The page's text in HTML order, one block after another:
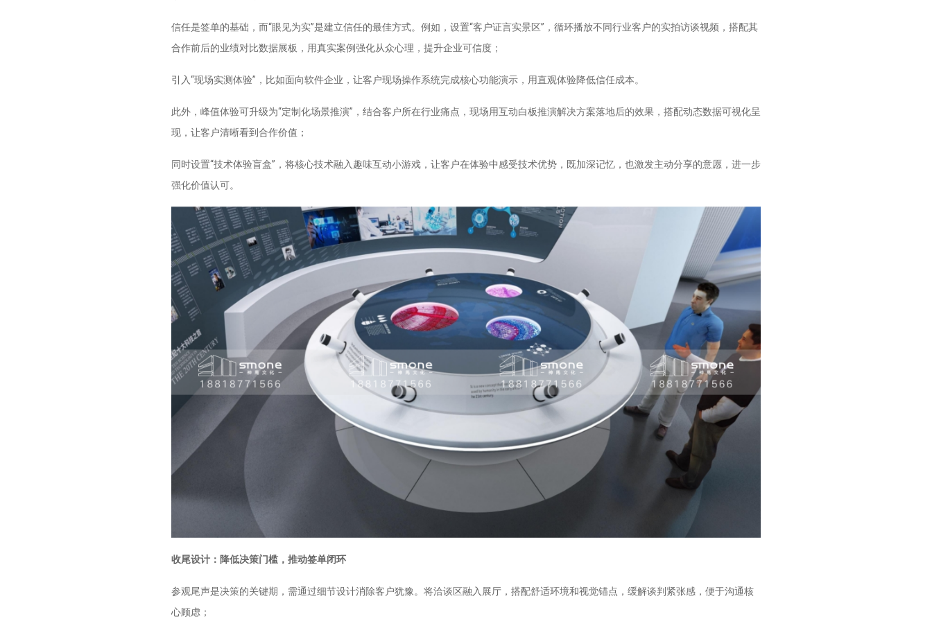
信任是签单的基础，而“眼见为实”是建立信任的最佳方式。例如，设置“客户证言实景区”，循环播放不同行业客户的实拍访谈视频，搭配其
合作前后的业绩对比数据展板，用真实案例强化从众心理，提升企业可信度；
引入“现场实测体验”，比如面向软件企业，让客户现场操作系统完成核心功能演示，用直观体验降低信任成本。
此外，峰值体验可升级为“定制化场景推演”，结合客户所在行业痛点，现场用互动白板推演解决方案落地后的效果，搭配动态数据可视化呈
现，让客户清晰看到合作价值；
同时设置“技术体验盲盒”，将核心技术融入趣味互动小游戏，让客户在体验中感受技术优势，既加深记忆，也激发主动分享的意愿，进一步
强化价值认可。
收尾设计：降低决策门槛，推动签单闭环
参观尾声是决策的关键期，需通过细节设计消除客户犹豫。将洽谈区融入展厅，搭配舒适环境和视觉锚点，缓解谈判紧张感，便于沟通核
心顾虑；